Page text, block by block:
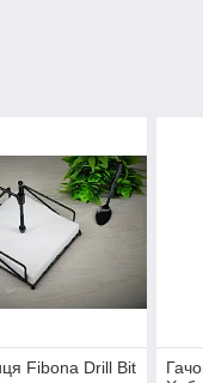
Fibona Drill Bit